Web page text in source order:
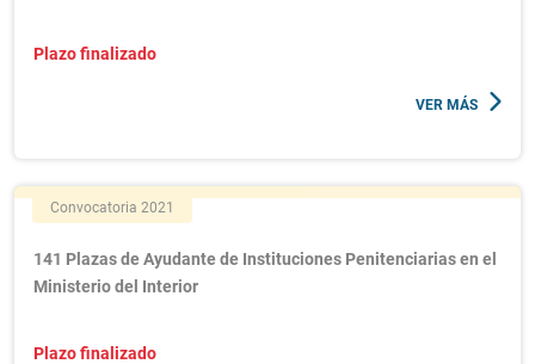
Plazo finalizado
VER MÁS
Convocatoria 2021
141 Plazas de Ayudante de Instituciones Penitenciarias en el
Ministerio del Interior
Plazo finalizado